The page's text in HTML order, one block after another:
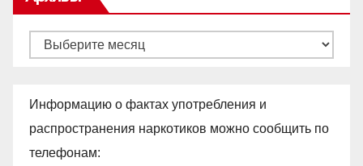
Архивы
Информацию о фактах употребления и
распространения наркотиков можно сообщить по
телефонам: